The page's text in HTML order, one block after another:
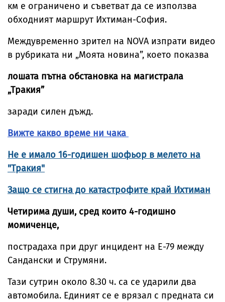
км е ограничено и съветват да се използва
обходният маршрут Ихтиман-София.
Междувременно зрител на NOVA изпрати видео
в рубриката ни „Моята новина”, което показва
лошата пътна обстановка на магистрала
„Тракия”
заради силен дъжд.
Вижте какво време ни чака
Не е имало 16-годишен шофьор в мелето на
"Тракия"
Защо се стигна до катастрофите край Ихтиман
Четирима души, сред които 4-годишно
момиченце,
пострадаха при друг инцидент на Е-79 между
Сандански и Струмяни.
Тази сутрин около 8.30 ч. са се ударили два
автомобила. Единият се е врязал с предната си